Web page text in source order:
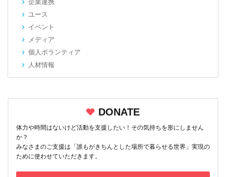
企業連携
ユース
イベント
メディア
個人ボランティア
人材情報
DONATE
体力や時間はないけど活動を支援したい！その気持ちを形にしません
か？
みなさまのご支援は「誰もがきちんとした場所で暮らせる世界」実現の
ために使わせていただきます。